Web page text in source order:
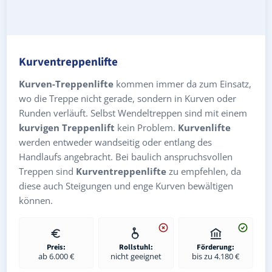
Kurventreppenlifte
Kurven-Treppenlifte kommen immer da zum Einsatz,
wo die Treppe nicht gerade, sondern in Kurven oder
Runden verläuft. Selbst Wendeltreppen sind mit einem
kurvigen Treppenlift kein Problem. Kurvenlifte
werden entweder wandseitig oder entlang des
Handlaufs angebracht. Bei baulich anspruchsvollen
Treppen sind Kurventreppenlifte zu empfehlen, da
diese auch Steigungen und enge Kurven bewältigen
können.
Preis:
ab 6.000 €
Rollstuhl:
nicht geeignet
Förderung:
bis zu 4.180 €